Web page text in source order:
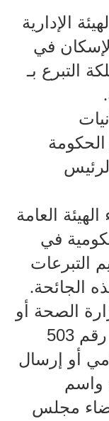
الإدارية
في
التبرع بـ
.
العامة
في
التبرعات
الجائحة.
الصحة أو
إلى صندوق طوارئ الجمعية رقم 503
أو إرسال
واسم
مجلس